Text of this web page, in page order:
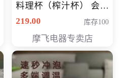
料理杯（榨汁杯） 会员
专享价118元
219.00 库存100
摩飞电器专卖店